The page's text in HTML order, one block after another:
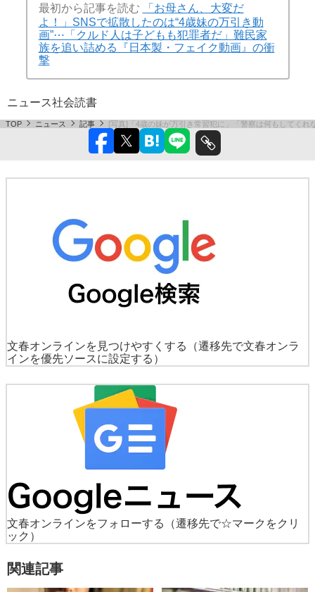
最初から記事を読む
「お母さん、大変だ
よ！」SNSで拡散したのは“4歳妹の万引き動
画”⋯「クルド人は子どもも犯罪者だ」難民家
族を追い詰める『日本製・フェイク動画』の衝
撃
ニュース社会読書
TOP ニュース 記事 [写真]「4歳の妹が万引き常習犯に」「警察は何もしてく
文春オンラインを見つけやすくする
（遷移先で文春オンラ
インを優先ソースに設定する）
文春オンラインをフォローする
（遷移先で☆マークをクリ
ック）
関連記事